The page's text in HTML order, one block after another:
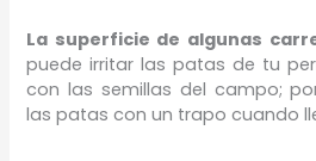
La superficie de algunas
puede irritar las patas de tu
con las semillas del campo;
las patas con un trapo cuando